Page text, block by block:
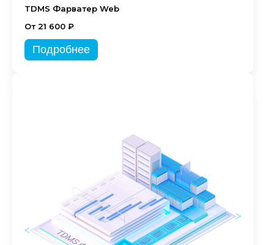
TDMS Фарватер Web
От 21 600 ₽
Подробнее